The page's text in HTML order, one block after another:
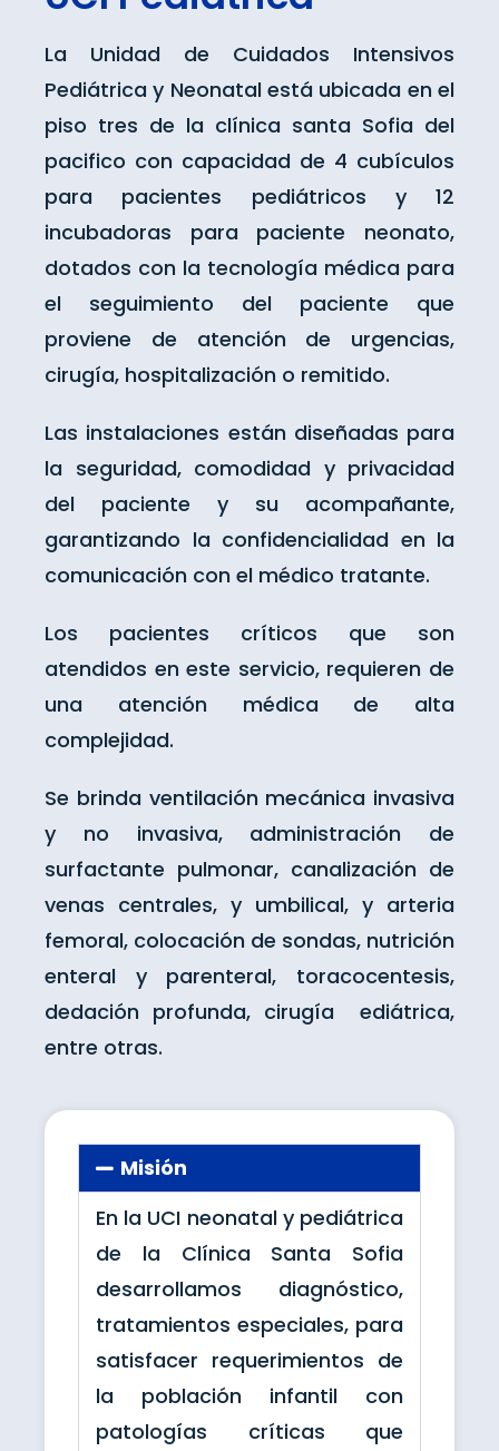
La Unidad de Cuidados Intensivos
Pediátrica y Neonatal está ubicada en el
piso tres de la clínica santa Sofia del
pacifico con capacidad de 4 cubículos
para pacientes pediátricos y 12
incubadoras para paciente neonato,
dotados con la tecnología médica para
el seguimiento del paciente que
proviene de atención de urgencias,
cirugía, hospitalización o remitido.
Las instalaciones están diseñadas para
la seguridad, comodidad y privacidad
del paciente y su acompañante,
garantizando la confidencialidad en la
comunicación con el médico tratante.
Los pacientes críticos que son
atendidos en este servicio, requieren de
una atención médica de alta
complejidad.
Se brinda ventilación mecánica invasiva
y no invasiva, administración de
surfactante pulmonar, canalización de
venas centrales, y umbilical, y arteria
femoral, colocación de sondas, nutrición
enteral y parenteral, toracocentesis,
dedación profunda, cirugía ediátrica,
entre otras.
Misión
En la UCI neonatal y pediátrica
de la Clínica Santa Sofia
desarrollamos diagnóstico,
tratamientos especiales, para
satisfacer requerimientos de
la población infantil con
patologías críticas que